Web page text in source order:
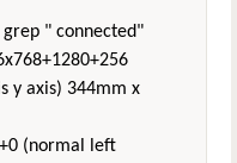
" connected"
y axis) 344mm x
(normal left